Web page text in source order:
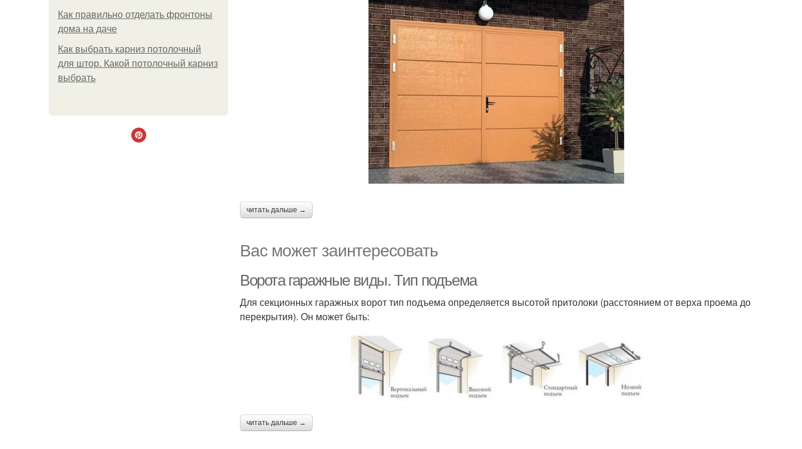
Как правильно отделать фронтоны
дома на даче
Как выбрать карниз потолочный
для штор. Какой потолочный карниз
выбрать
читать дальше →
Вас может заинтересовать
Ворота гаражные виды. Тип подъема
Для секционных гаражных ворот тип подъема определяется высотой притолоки (расстоянием от верха проема до
перекрытия). Он может быть:
читать дальше →